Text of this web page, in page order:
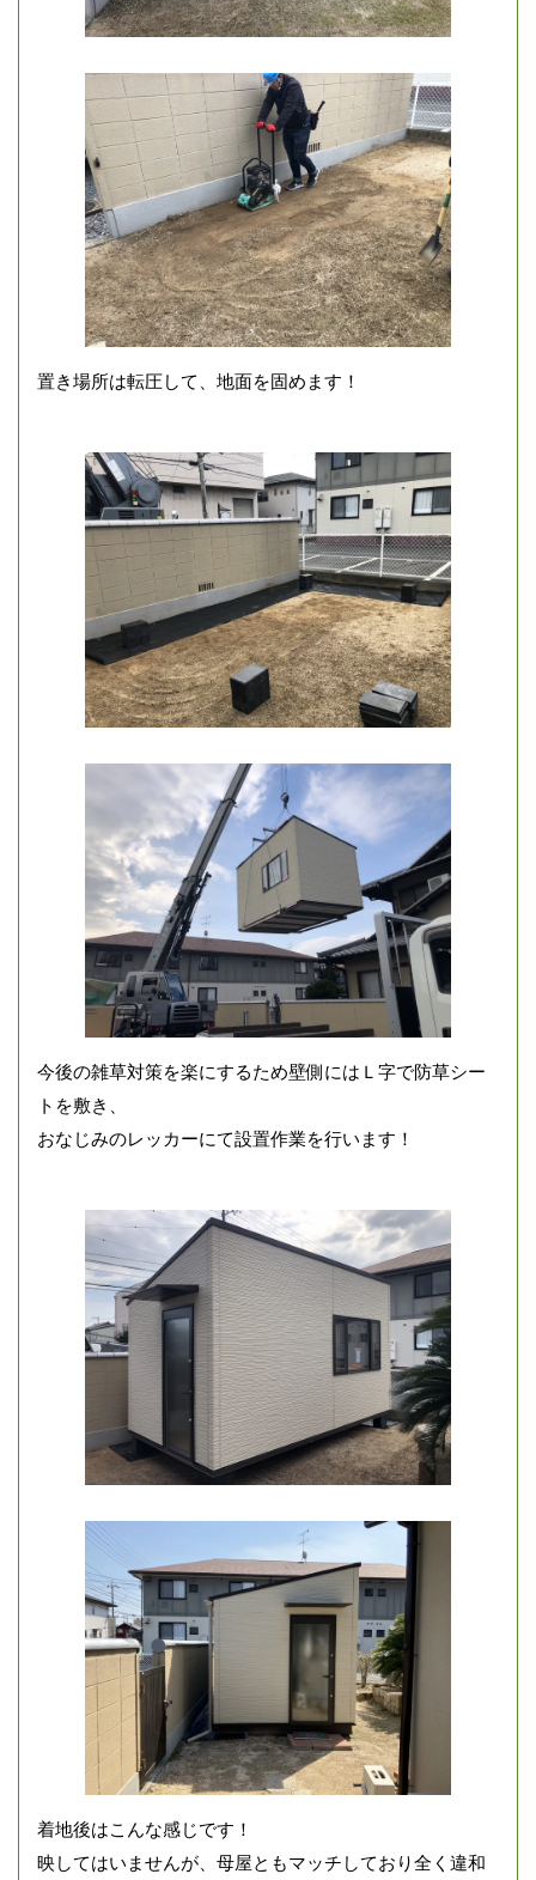
置き場所は転圧して、地面を固めます！
今後の雑草対策を楽にするため壁側にはＬ字で防草シー
トを敷き、
おなじみのレッカーにて設置作業を行います！
着地後はこんな感じです！
映してはいませんが、母屋ともマッチしており全く違和